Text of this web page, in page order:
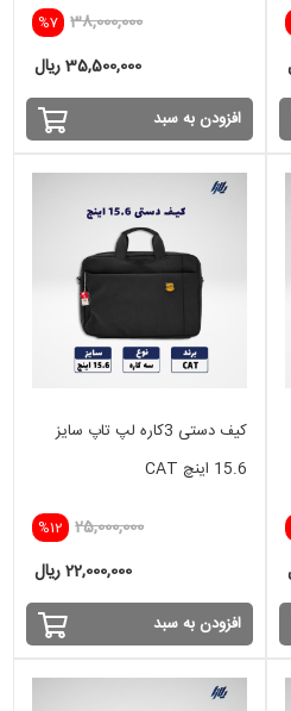
%7 38,000,000
35,500,000 ریال
افزودن به سبد
کیف دستی 3کاره لپ تاپ سایز
15.6 اینچ CAT
%12 25,000,000
22,000,000 ریال
افزودن به سبد